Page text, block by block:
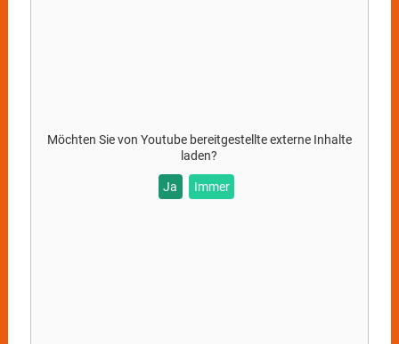
„Special Guest“ in Deutschland unterwegs. Erleben
Sie klassische Ballettkunst meisterhaft inszeniert für
alle Ballettliebhaber und die, die es werden wollen.
Möchten Sie von Youtubebereitgestellte externe Inhalte
laden?
Ja Immer